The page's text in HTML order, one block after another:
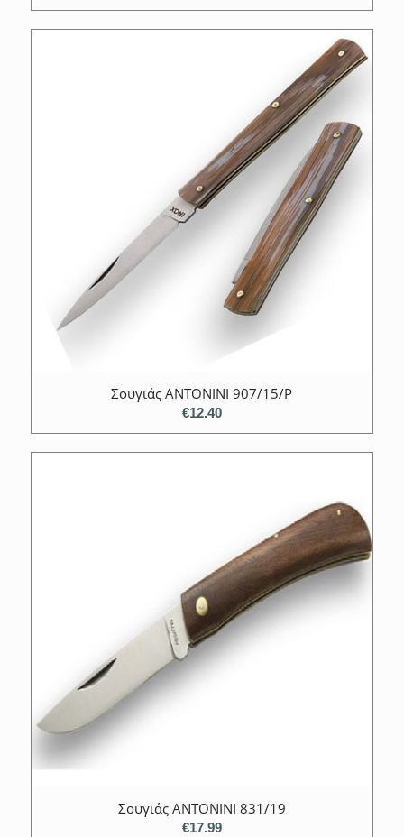
Σουγιάς ANTONINI 907/15/P
€12.40
Σουγιάς ANTONINI 831/19
€17.99